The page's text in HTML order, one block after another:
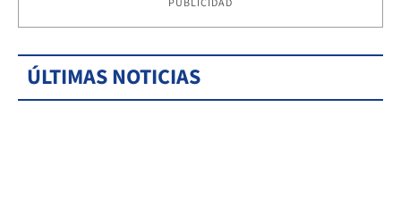
ÚLTIMAS NOTICIAS